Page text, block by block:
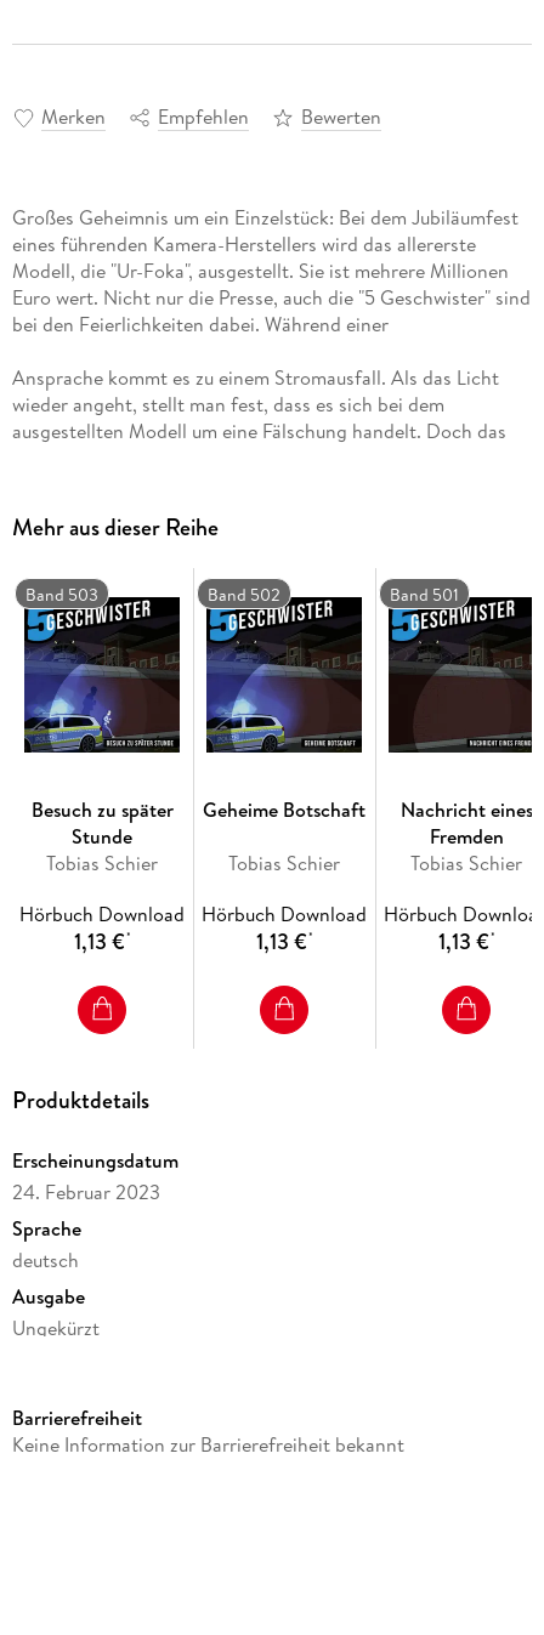
Merken Empfehlen Bewerten
Großes Geheimnis um ein Einzelstück: Bei dem Jubiläumfest
eines führenden Kamera-Herstellers wird das allererste
Modell, die "Ur-Foka", ausgestellt. Sie ist mehrere Millionen
Euro wert. Nicht nur die Presse, auch die "5 Geschwister" sind
bei den Feierlichkeiten dabei. Während einer
Ansprache kommt es zu einem Stromausfall. Als das Licht
wieder angeht, stellt man fest, dass es sich bei dem
ausgestellten Modell um eine Fälschung handelt. Doch das
Die neuen Folgen der "5 Geschwister": Spannende
Geschichten, Rätsel zum Kombinieren und christliche Werte,
die den Charakter stärken.
Mehr aus dieser Reihe
Band 503
Besuch zu später
Stunde
Tobias Schier
Hörbuch Download
1,13 €*
Band 502
Geheime Botschaft
Tobias Schier
Hörbuch Download
1,13 €*
Band 501
Nachricht eines
Fremden
Tobias Schier
Hörbuch
1,13 €*
Produktdetails
Erscheinungsdatum
24. Februar 2023
Sprache
deutsch
Ausgabe
Ungekürzt
Laufzeit
Barrierefreiheit
Keine Information zur Barrierefreiheit bekannt